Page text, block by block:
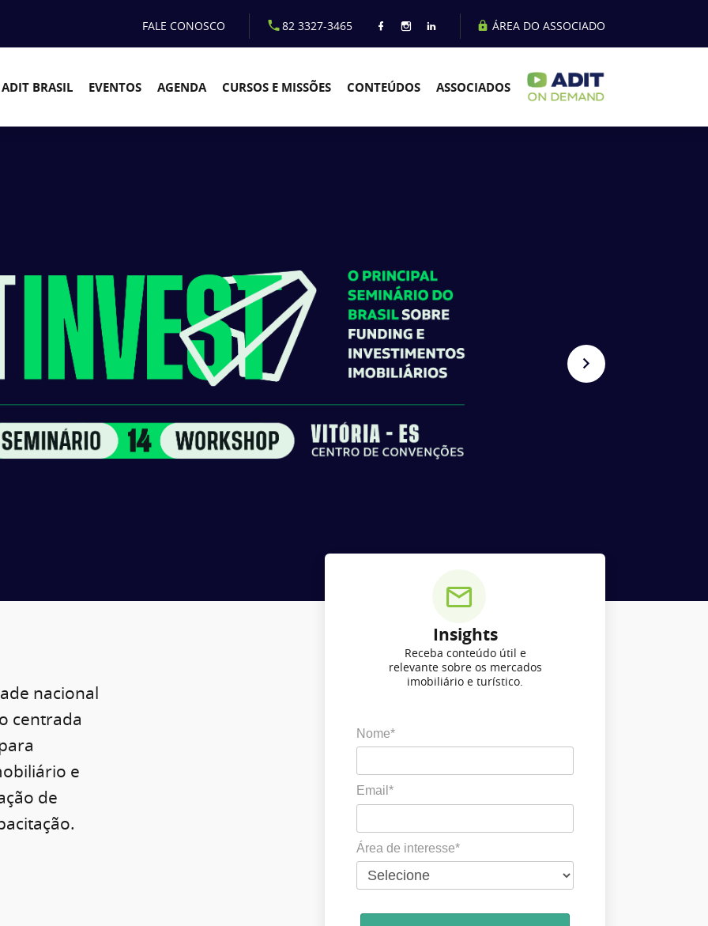
FALE CONOSCO 82 3327-3465 ÁREA DO ASSOCIADO
ADIT BRASIL EVENTOS AGENDA CURSOS E MISSÕES CONTEÚDOS ASSOCIADOS
nacional
centrada
e
de
Insights
Receba conteúdo útil e
relevante sobre os mercados
imobiliário e turístico.
Nome*
Email*
Área de interesse*